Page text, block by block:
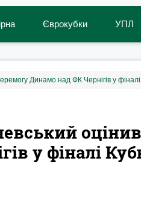
Єврокубки УПЛ
Динамо над ФК Чернігів у
оцінив
у фіналі